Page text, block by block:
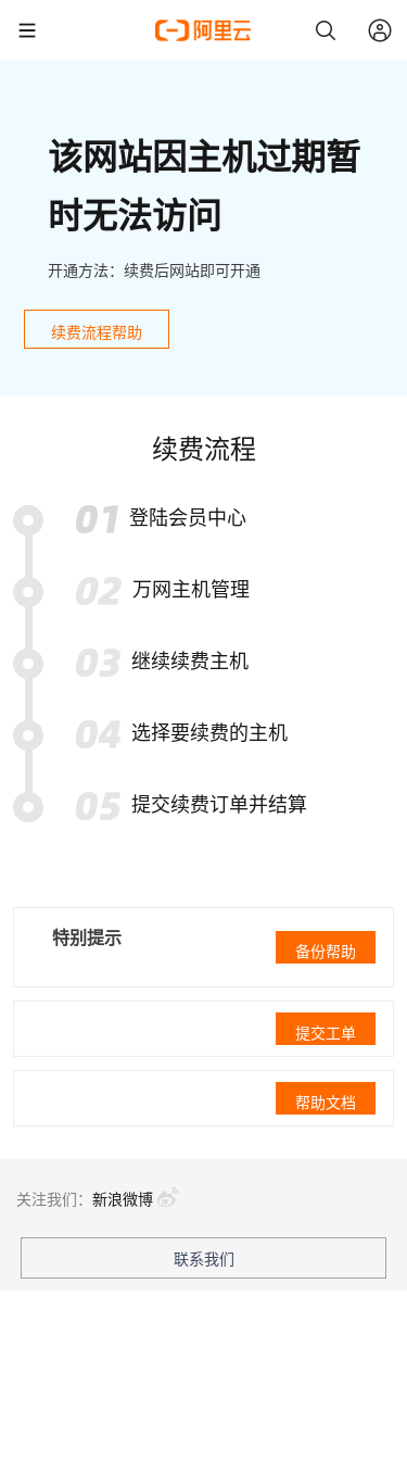
该网站因主机过期暂
时无法访问
开通方法：续费后网站即可开通
续费流程帮助
续费流程
登陆会员中心
万网主机管理
继续续费主机
选择要续费的主机
提交续费订单并结算
特别提示
备份帮助
提交工单
帮助文档